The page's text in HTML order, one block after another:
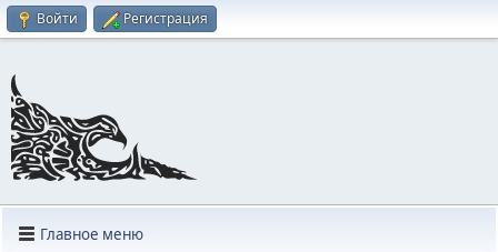
Войти Регистрация
Главное меню